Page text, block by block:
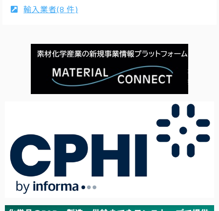
輸入業者(8 件)